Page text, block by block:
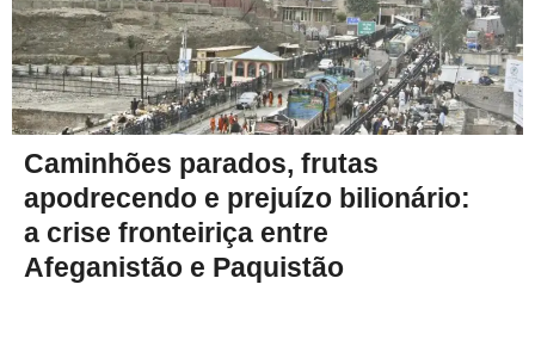
Caminhões parados, frutas
apodrecendo e prejuízo bilionário:
a crise fronteiriça entre
Afeganistão e Paquistão